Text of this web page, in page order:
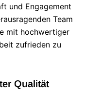
und Engagement
Team
mit hochwertiger
zufrieden zu
Qualität